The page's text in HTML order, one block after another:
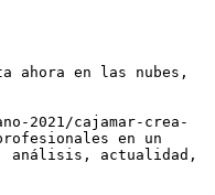
ahora en las nubes,
2021/cajamar-crea-
en un
análisis, actualidad,